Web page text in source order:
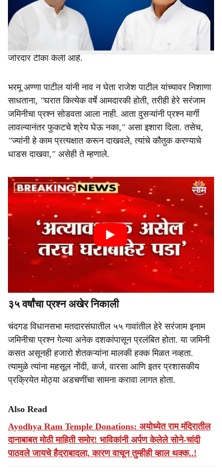
अखेर मार्गी लागला आहे. यावरूनच आता श्रेयवादाला सुरुवात झाली
आहे. शासनाच्या निर्णयानंतर माजी आमदार राजेश पाटील यांच्या
समर्थकांकडून या निर्णयाचे श्रेय घेण्याचा प्रयत्न सुरू होताच
भाजपचे ज्येष्ठ नेते व माजी मंत्री भरमू अण्णा पाटील यांनी त्यांच्यावर
जोरदार टीका केली आहे.
भरमू अण्णा पाटील यांनी नाव न घेता राजेश पाटील यांच्यावर निशाणा
साधताना, "घरात कित्येक वर्षे आमदारकी होती, तरीही हेरे सरंजाम
जमिनीचा प्रश्न सोडवता आला नाही. आता दुसऱ्यांनी प्रश्न मार्गी
लावल्यानंतर फुकटचे श्रेय घेऊ नका," असा इशारा दिला. तसेच,
"ज्यांनी हे काम प्रत्यक्षात करून दाखवले, त्यांचे कौतुक करण्याचे
धाडस दाखवा," असेही ते म्हणाले.
३५ वर्षांचा प्रश्न अखेर निकाली
चंदगड विधानसभा मतदारसंघातील ५५ गावांतील हेरे सरंजाम इनाम
जमिनीचा प्रश्न गेल्या अनेक दशकांपासून प्रलंबित होता. या जमिनी
कसत असूनही हजारो शेतकऱ्यांना मालकी हक्क मिळत नव्हता.
त्यामुळे त्यांना महसूल नोंदी, कर्ज, वारसा आणि इतर प्रशासकीय
प्रक्रियेत मोठ्या अडचणींचा सामना करावा लागत होता.
Also Read
Ayodhya Ram Temple Donations: अयोध्येत राम मंदिरातील
दानाबाबत मोठी माहिती समोर! भाविकांनी अर्पण केलेले सोने-चांदी
पाठवले जायचे हैदराबादला, कारण वाचून तुम्हीही व्हाल थक्क..!